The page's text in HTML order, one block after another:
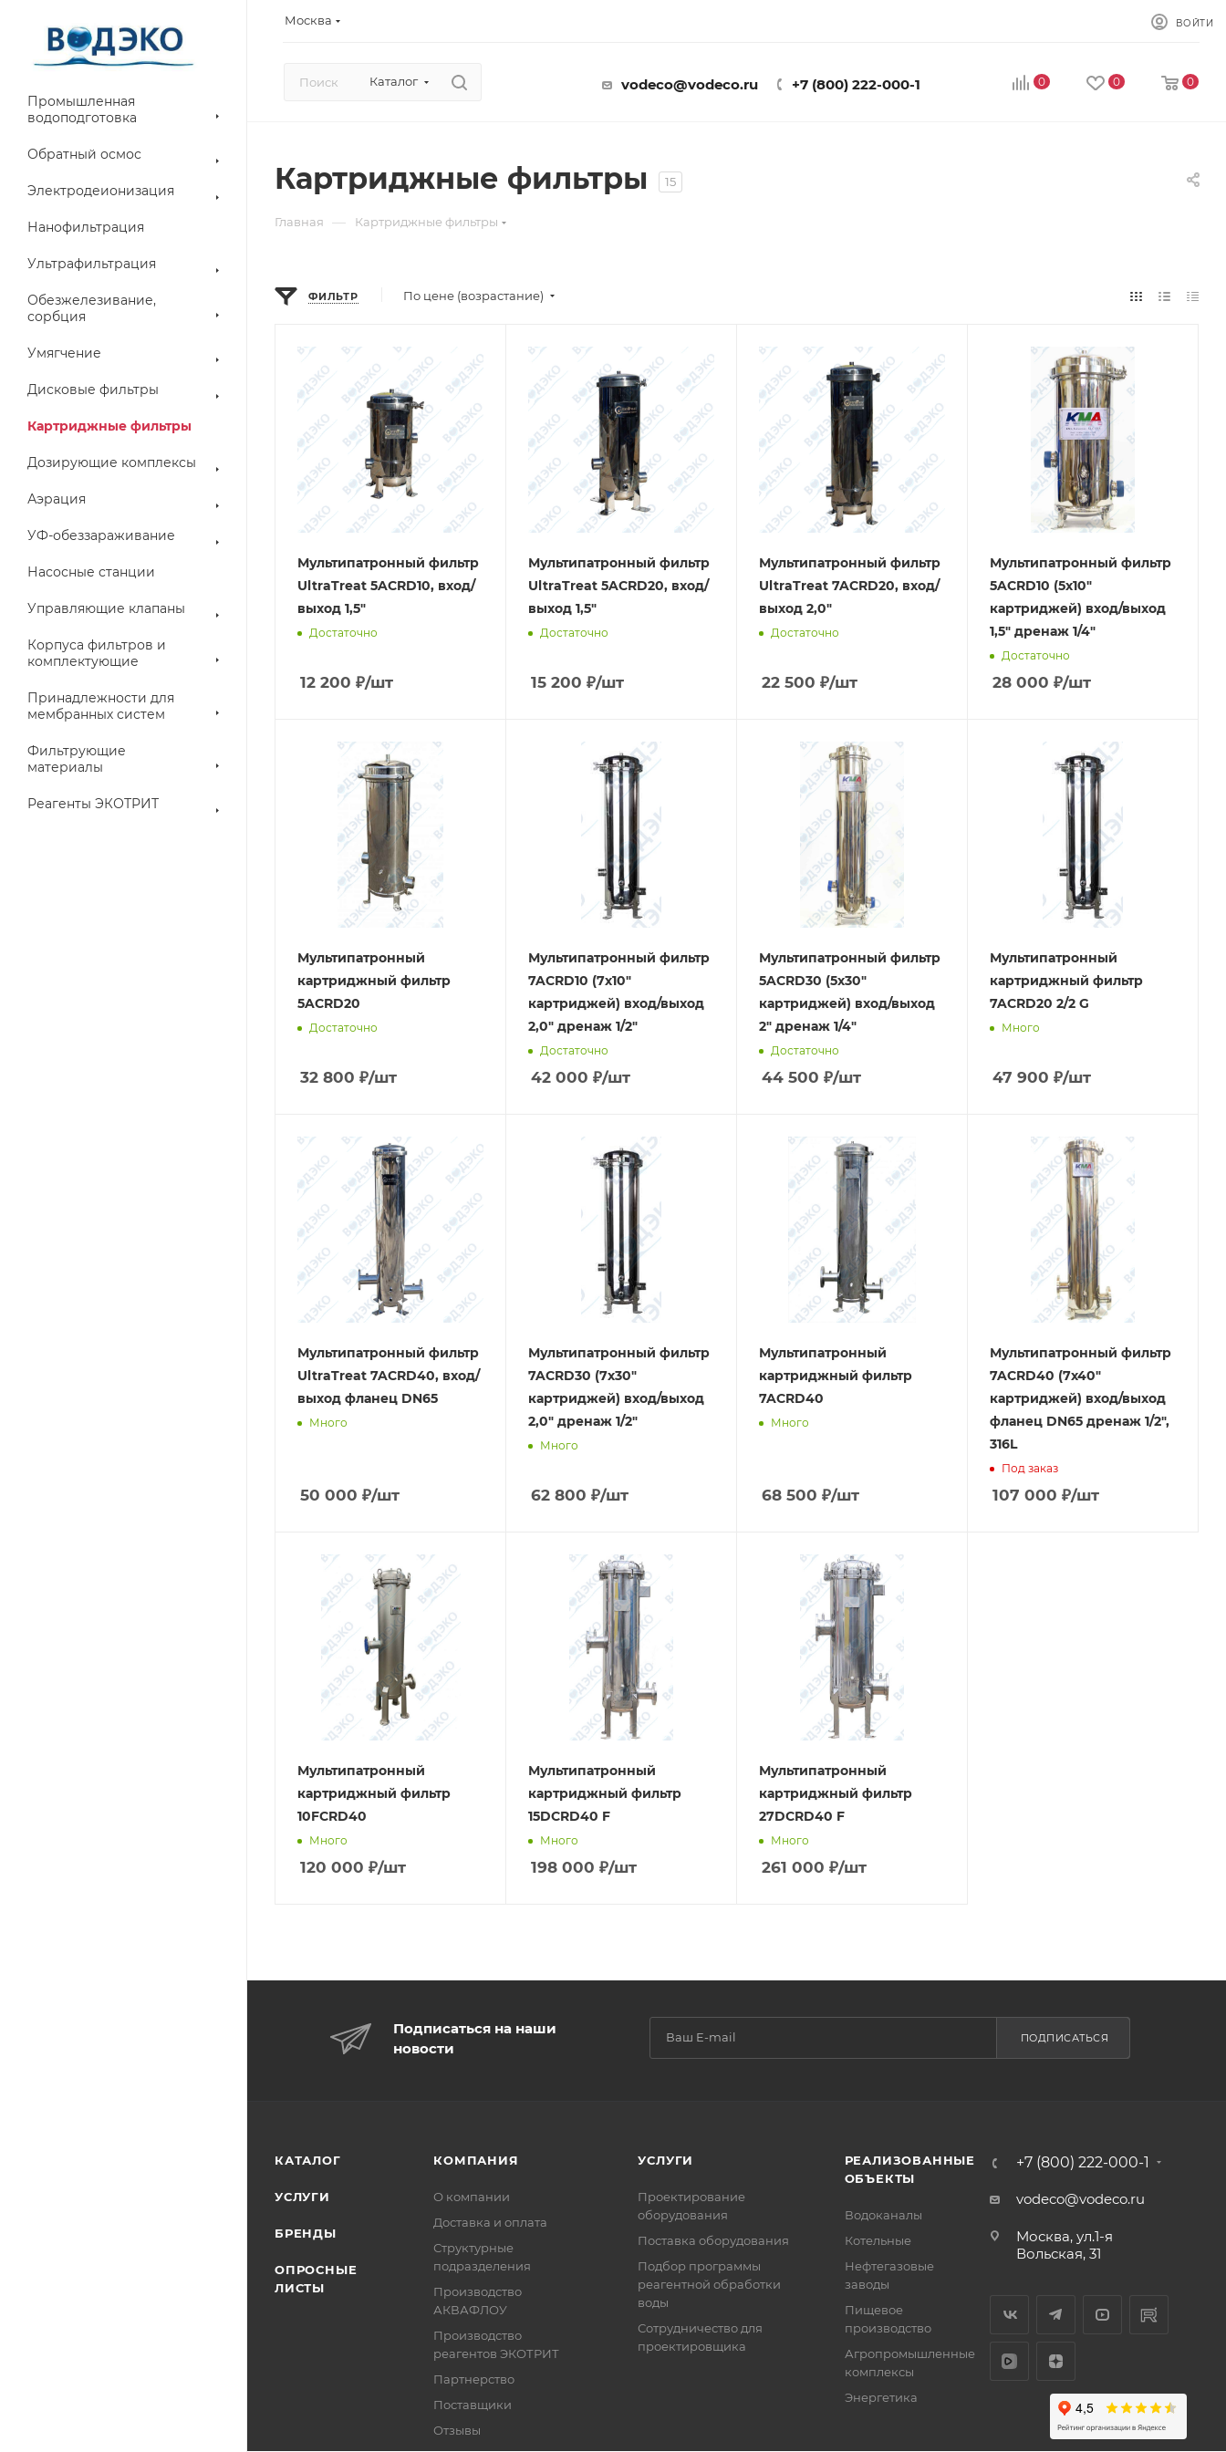
Москва ВОЙТИ
Каталог vodeco@vodeco.ru +7 (800) 222-000-1 0 0 0
Промышленная
водоподготовка
Обратный осмос
Электродеионизация
Нанофильтрация
Ультрафильтрация
Обезжелезивание,
сорбция
Умягчение
Дисковые фильтры
Картриджные фильтры
Дозирующие комплексы
Аэрация
УФ-обеззараживание
Насосные станции
Управляющие клапаны
Корпуса фильтров и
комплектующие
Принадлежности для
мембранных систем
Фильтрующие
материалы
Реагенты ЭКОТРИТ
Картриджные фильтры 15
Главная — Картриджные фильтры
ФИЛЬТР По цене (возрастание)
Мультипатронный фильтр
UltraTreat 5ACRD10, вход/
выход 1,5"
Достаточно
12 200 ₽/шт
Мультипатронный фильтр
UltraTreat 5ACRD20, вход/
выход 1,5"
Достаточно
15 200 ₽/шт
Мультипатронный фильтр
UltraTreat 7ACRD20, вход/
выход 2,0"
Достаточно
22 500 ₽/шт
Мультипатронный фильтр
5ACRD10 (5х10"
картриджей) вход/выход
1,5" дренаж 1/4"
Достаточно
28 000 ₽/шт
Мультипатронный
картриджный фильтр
5ACRD20
Достаточно
32 800 ₽/шт
Мультипатронный фильтр
7ACRD10 (7х10"
картриджей) вход/выход
2,0" дренаж 1/2"
Достаточно
42 000 ₽/шт
Мультипатронный фильтр
5ACRD30 (5х30"
картриджей) вход/выход
2" дренаж 1/4"
Достаточно
44 500 ₽/шт
Мультипатронный
картриджный фильтр
7ACRD20 2/2 G
Много
47 900 ₽/шт
Мультипатронный фильтр
UltraTreat 7ACRD40, вход/
выход фланец DN65
Много
50 000 ₽/шт
Мультипатронный фильтр
7ACRD30 (7х30"
картриджей) вход/выход
2,0" дренаж 1/2"
Много
62 800 ₽/шт
Мультипатронный
картриджный фильтр
7ACRD40
Много
68 500 ₽/шт
Мультипатронный фильтр
7ACRD40 (7х40"
картриджей) вход/выход
фланец DN65 дренаж 1/2",
316L
Под заказ
107 000 ₽/шт
Мультипатронный
картриджный фильтр
10FCRD40
Много
120 000 ₽/шт
Мультипатронный
картриджный фильтр
15DCRD40 F
Много
198 000 ₽/шт
Мультипатронный
картриджный фильтр
27DCRD40 F
Много
261 000 ₽/шт
Подписаться на наши
новости
ПОДПИСАТЬСЯ
КАТАЛОГ
УСЛУГИ
БРЕНДЫ
ОПРОСНЫЕ
ЛИСТЫ
КОМПАНИЯ
О компании
Доставка и оплата
Структурные
подразделения
Производство
АКВАФЛОУ
Производство
реагентов ЭКОТРИТ
Партнерство
Поставщики
Отзывы
УСЛУГИ
Проектирование
оборудования
Поставка оборудования
Подбор программы
реагентной обработки
воды
Сотрудничество для
проектировщика
РЕАЛИЗОВАННЫЕ
ОБЪЕКТЫ
Водоканалы
Котельные
Нефтегазовые
заводы
Пищевое
производство
Агропромышленные
комплексы
Энергетика
+7 (800) 222-000-1
vodeco@vodeco.ru
Москва, ул.1-я
Вольская, 31